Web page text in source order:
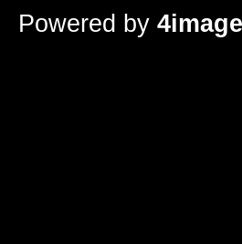
Powered by